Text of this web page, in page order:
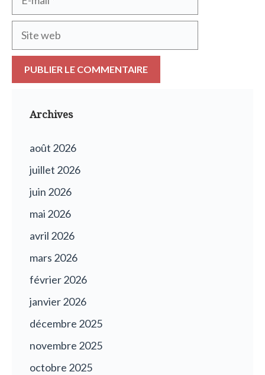
Site
Archives
août 2026
juillet 2026
juin 2026
mai 2026
avril 2026
mars 2026
février 2026
janvier 2026
décembre 2025
novembre 2025
octobre 2025